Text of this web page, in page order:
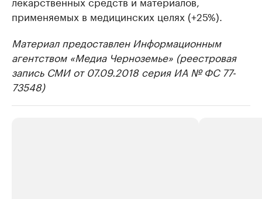
применяемых в медицинских целях (+25%).
Материал предоставлен Информационным
агентством «Медиа Черноземье» (реестровая
запись СМИ от 07.09.2018 серия ИА № ФС 77-
73548)